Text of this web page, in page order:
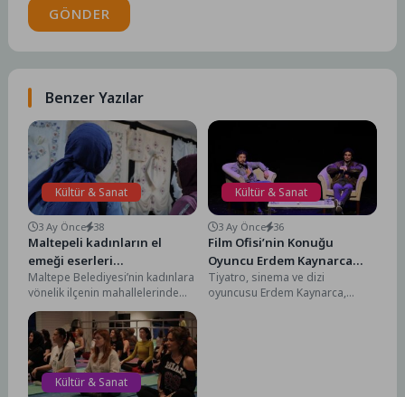
GÖNDER
Benzer Yazılar
Kültür & Sanat
3 Ay Önce 38
Maltepeli kadınların el
emeği eserleri
sergilenmeye başladı
Maltepe Belediyesi’nin kadınlara
yönelik ilçenin mahallelerinde
hizmet veren kadın danışma ve
sosyal yaşam merkezlerinde
eğitim...
Kültür & Sanat
3 Ay Önce 36
Film Ofisi’nin Konuğu
Oyuncu Erdem Kaynarca
Oldu
Tiyatro, sinema ve dizi
oyuncusu Erdem Kaynarca,
Kültür & Sanat